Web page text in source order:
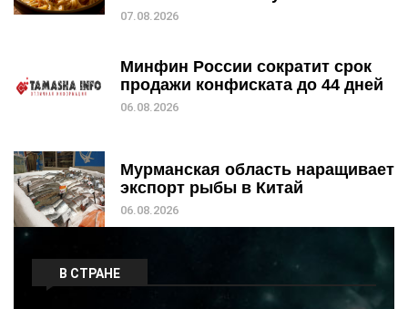
07.08.2026
Минфин России сократит срок
продажи конфиската до 44 дней
06.08.2026
Мурманская область наращивает
экспорт рыбы в Китай
06.08.2026
В СТРАНЕ